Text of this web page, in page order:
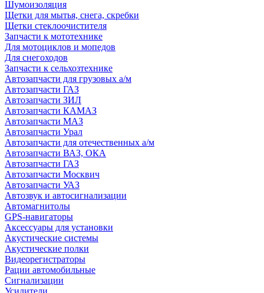
Шумоизоляция
Щетки для мытья, снега, скребки
Щетки стеклоочистителя
Запчасти к мототехнике
Для мотоциклов и мопедов
Для снегоходов
Запчасти к сельхозтехнике
Автозапчасти для грузовых а/м
Автозапчасти ГАЗ
Автозапчасти ЗИЛ
Автозапчасти КАМАЗ
Автозапчасти МАЗ
Автозапчасти Урал
Автозапчасти для отечественных а/м
Автозапчасти ВАЗ, ОКА
Автозапчасти ГАЗ
Автозапчасти Москвич
Автозапчасти УАЗ
Автозвук и автосигнализации
Автомагнитолы
GPS-навигаторы
Аксессуары для установки
Акустические системы
Акустические полки
Видеорегистраторы
Рации автомобильные
Сигнализации
Усилители